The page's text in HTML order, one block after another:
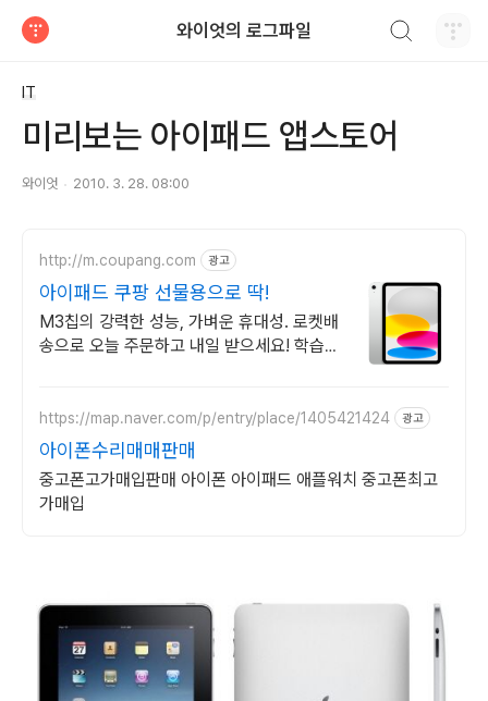
와이엇의 로그파일
IT
미리보는 아이패드 앱스토어
와이엇 2010. 3. 28. 08:00
http://m.coupang.com 광고
아이패드 쿠팡 선물용으로 딱!
M3칩의 강력한 성능, 가벼운 휴대성. 로켓배
송으로 오늘 주문하고 내일 받으세요! 학습,
https://map.naver.com/p/entry/place/1405421424 광고
아이폰수리매매판매
중고폰고가매입판매 아이폰 아이패드 애플워치 중고폰최고
가매입